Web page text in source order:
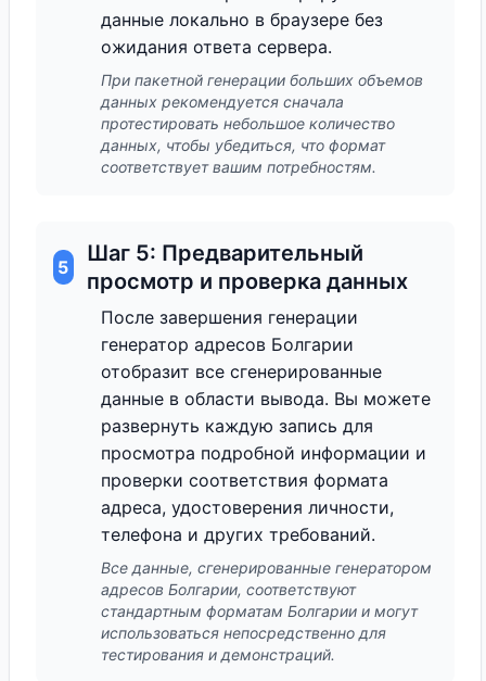
данные локально в браузере без
ожидания ответа сервера.
При пакетной генерации больших объемов
данных рекомендуется сначала
протестировать небольшое количество
данных, чтобы убедиться, что формат
соответствует вашим потребностям.
5
Шаг 5: Предварительный
просмотр и проверка данных
После завершения генерации
генератор адресов Болгарии
отобразит все сгенерированные
данные в области вывода. Вы можете
развернуть каждую запись для
просмотра подробной информации и
проверки соответствия формата
адреса, удостоверения личности,
телефона и других требований.
Все данные, сгенерированные генератором
адресов Болгарии, соответствуют
стандартным форматам Болгарии и могут
использоваться непосредственно для
тестирования и демонстраций.